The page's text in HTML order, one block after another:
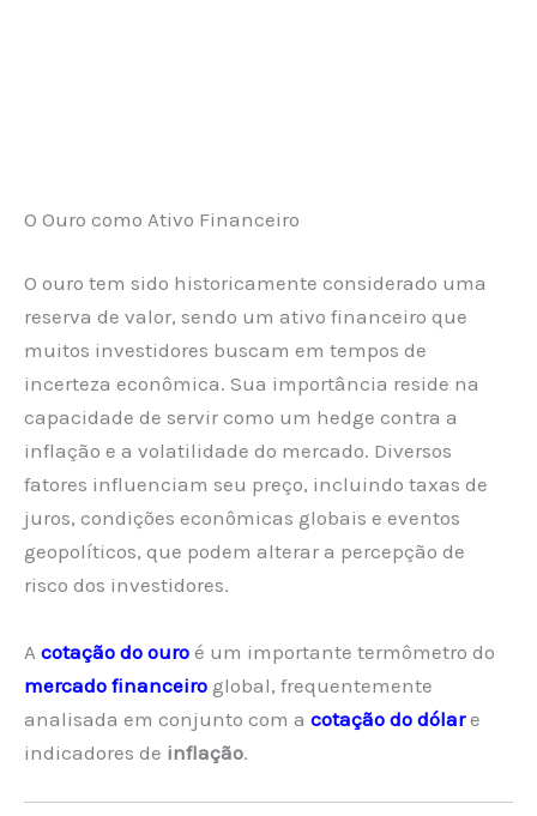
O Ouro como Ativo Financeiro
O ouro tem sido historicamente considerado uma
reserva de valor, sendo um ativo financeiro que
muitos investidores buscam em tempos de
incerteza econômica. Sua importância reside na
capacidade de servir como um hedge contra a
inflação e a volatilidade do mercado. Diversos
fatores influenciam seu preço, incluindo taxas de
juros, condições econômicas globais e eventos
geopolíticos, que podem alterar a percepção de
risco dos investidores.
A cotação do ouro é um importante termômetro do
mercado financeiro global, frequentemente
analisada em conjunto com a cotação do dólare
indicadores de inflação.